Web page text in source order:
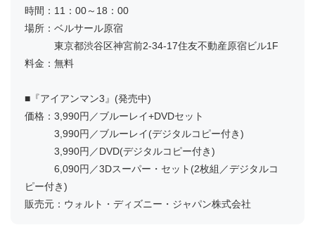
時間：11：00～18：00
場所：ベルサール原宿
東京都渋谷区神宮前2-34-17住友不動産原宿ビル1F
料金：無料
■『アイアンマン3』(発売中)
価格：3,990円／ブルーレイ+DVDセット
3,990円／ブルーレイ(デジタルコピー付き)
3,990円／DVD(デジタルコピー付き)
6,090円／3Dスーパー・セット(2枚組／デジタルコ
ピー付き)
販売元：ウォルト・ディズニー・ジャパン株式会社